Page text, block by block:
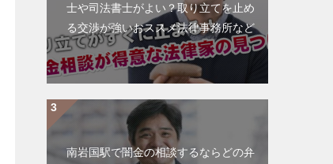
士や司法書士がよい？取り立てを止め
る交渉が強いおススメ法律事務所など
南岩国駅で闇金の相談するならどの弁